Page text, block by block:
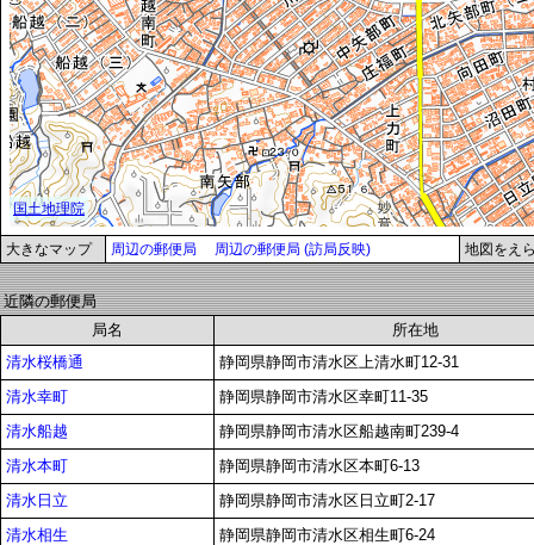
大きなマップ 周辺の郵便局 周辺の郵便局 (訪局反映) 地図をえ
近隣の郵便局
局名
所在地
清水桜橋通
静岡県静岡市清水区上清水町12-31
清水幸町
静岡県静岡市清水区幸町11-35
清水船越
静岡県静岡市清水区船越南町239-4
清水本町
静岡県静岡市清水区本町6-13
清水日立
静岡県静岡市清水区日立町2-17
清水相生
静岡県静岡市清水区相生町6-24